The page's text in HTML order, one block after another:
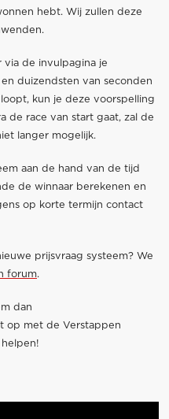
hebt. Wij zullen deze
via de invulpagina je
duizendsten van seconden
kun je deze voorspelling
de race van start gaat, zal de
langer mogelijk.
aan de hand van de tijd
de winnaar berekenen en
op korte termijn contact
prijsvraag systeem? We
forum.
dan
op met de Verstappen